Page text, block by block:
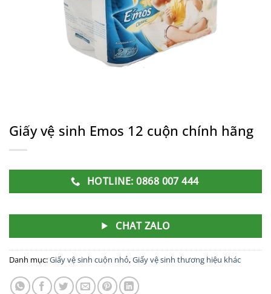
Giấy vệ sinh Emos 12 cuộn chính hãng
HOTLINE: 0868 007 444
CHAT ZALO
Danh mục:Giấy vệ sinh cuộn nhỏ,Giấy vệ sinh thương hiệu khác